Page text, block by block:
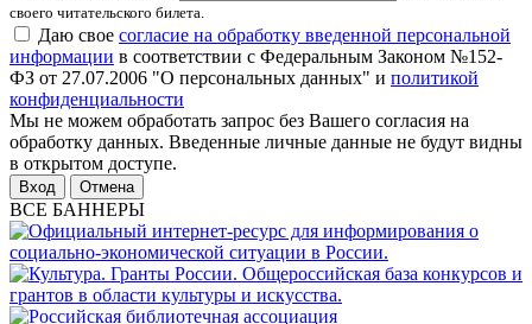
своего читательского билета.
Даю свое согласие на обработку введенной персональной
информации в соответствии с Федеральным Законом №152-
ФЗ от 27.07.2006 "О персональных данных" и политикой
конфиденциальности
Мы не можем обработать запрос без Вашего согласия на
обработку данных. Введенные личные данные не будут видны
в открытом доступе.
Отмена
ВСЕ БАННЕРЫ